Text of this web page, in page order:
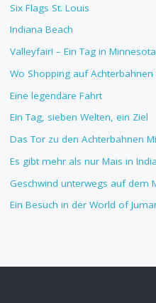
Six Flags St. Louis
Indiana Beach
Valleyfair! – Ein Tag in
Wo Shopping auf Achterbahnen
Eine legendäre Fahrt
Ein Tag, sieben Welten, ein Ziel
Das Tor zu den Achterbahnen
Es gibt mehr als nur Mais in
Geschwind unterwegs auf dem
Ein Besuch in der World of